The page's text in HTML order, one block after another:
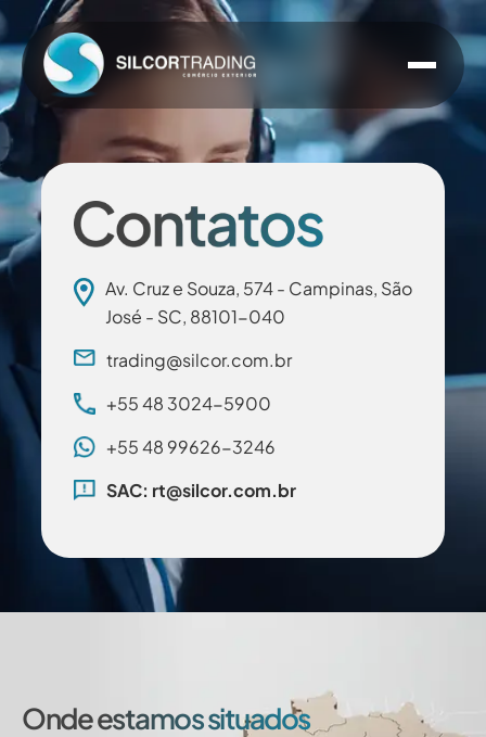
Saltar
para
o
conteúdo
Av. Cruz e Souza, 574 - Campinas, São
José - SC, 88101-040
trading@silcor.com.br
+55 48 3024-5900
+55 48 99626-3246
SAC: rt@silcor.com.br
Onde estamos situados